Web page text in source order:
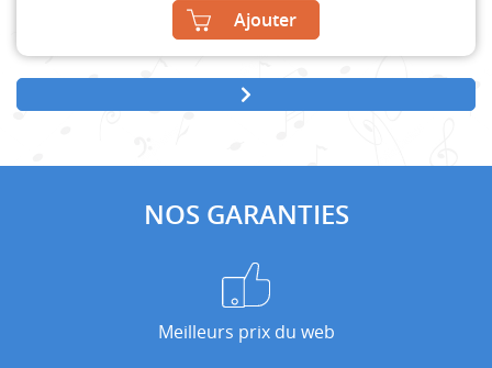
Ajouter
NOS GARANTIES
Meilleurs prix du web